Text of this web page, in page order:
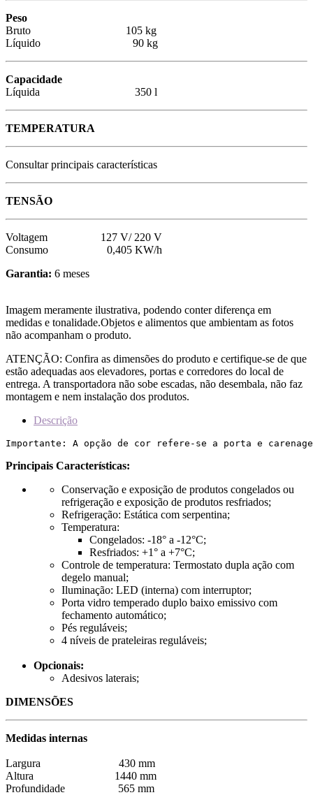
Peso
Bruto 105 kg
Líquido 90 kg
Capacidade
Líquida 350 l
TEMPERATURA
Consultar principais características
TENSÃO
Voltagem 127 V/ 220 V
Consumo 0,405 KW/h
Garantia: 6 meses
Imagem meramente ilustrativa, podendo conter diferença em
medidas e tonalidade.Objetos e alimentos que ambientam as fotos
não acompanham o produto.
ATENÇÃO: Confira as dimensões do produto e certifique-se de que
estão adequadas aos elevadores, portas e corredores do local de
entrega. A transportadora não sobe escadas, não desembala, não faz
montagem e nem instalação dos produtos.
Descrição
Importante: A opção de cor refere-se a porta e
Principais Características:
Conservação e exposição de produtos congelados ou
refrigeração e exposição de produtos resfriados;
Refrigeração: Estática com serpentina;
Temperatura:
Congelados: -18° a -12°C;
Resfriados: +1° a +7°C;
Controle de temperatura: Termostato dupla ação com
degelo manual;
Iluminação: LED (interna) com interruptor;
Porta vidro temperado duplo baixo emissivo com
fechamento automático;
Pés reguláveis;
4 níveis de prateleiras reguláveis;
Opcionais:
Adesivos laterais;
DIMENSÕES
Medidas internas
Largura 430 mm
Altura 1440 mm
Profundidade 565 mm